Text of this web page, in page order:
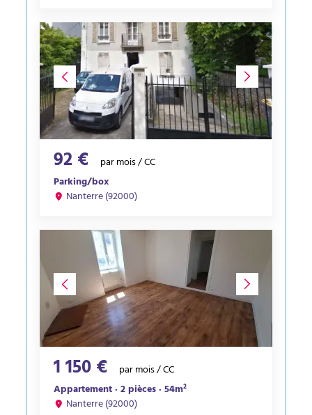
92 €
par mois / CC
Parking/box
Nanterre (92000)
1 150 €
par mois / CC
Appartement · 2 pièces · 54m²
Nanterre (92000)